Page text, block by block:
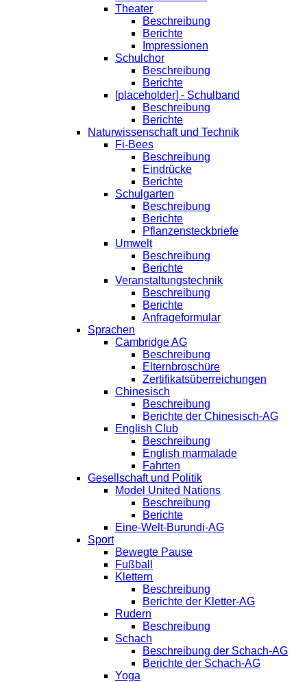
Theater
Beschreibung
Berichte
Impressionen
Schulchor
Beschreibung
Berichte
[placeholder] - Schulband
Beschreibung
Berichte
Naturwissenschaft und Technik
Fi-Bees
Beschreibung
Eindrücke
Berichte
Schulgarten
Beschreibung
Berichte
Pflanzensteckbriefe
Umwelt
Beschreibung
Berichte
Veranstaltungstechnik
Beschreibung
Berichte
Anfrageformular
Sprachen
Cambridge AG
Beschreibung
Elternbroschüre
Zertifikatsüberreichungen
Chinesisch
Beschreibung
Berichte der Chinesisch-AG
English Club
Beschreibung
English marmalade
Fahrten
Gesellschaft und Politik
Model United Nations
Beschreibung
Berichte
Eine-Welt-Burundi-AG
Sport
Bewegte Pause
Fußball
Klettern
Beschreibung
Berichte der Kletter-AG
Rudern
Beschreibung
Schach
Beschreibung der Schach-AG
Berichte der Schach-AG
Yoga